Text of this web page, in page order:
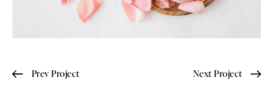
Prev Project Next Project